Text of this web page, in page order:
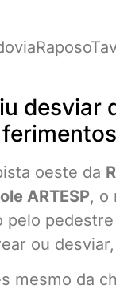
desviar
oeste da
ARTESP, o
ou
mesmo da